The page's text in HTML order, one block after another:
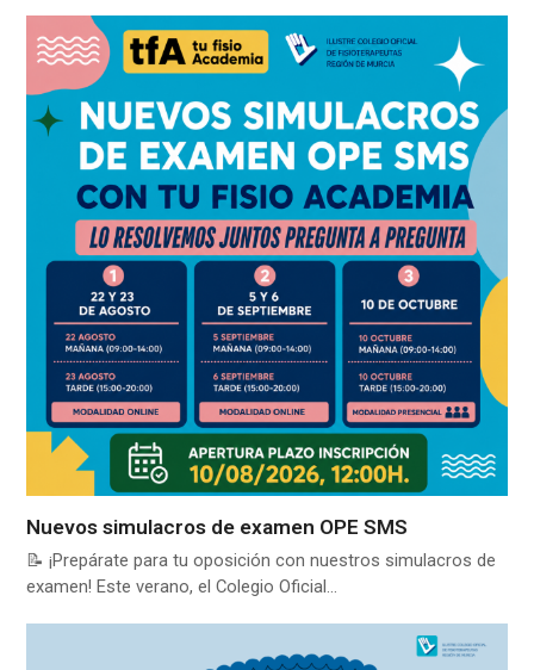
Nuevos simulacros de examen OPE SMS
📝 ¡Prepárate para tu oposición con nuestros simulacros de
examen! Este verano, el Colegio Oficial…